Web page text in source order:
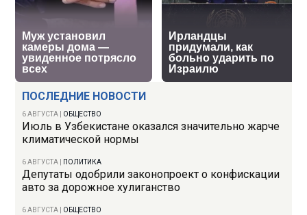
ПОСЛЕДНИЕ НОВОСТИ
6 АВГУСТА ОБЩЕСТВО
Июль в Узбекистане оказался значительно жарче
климатической нормы
6 АВГУСТА ПОЛИТИКА
Депутаты одобрили законопроект о конфискации
авто за дорожное хулиганство
6 АВГУСТА ОБЩЕСТВО